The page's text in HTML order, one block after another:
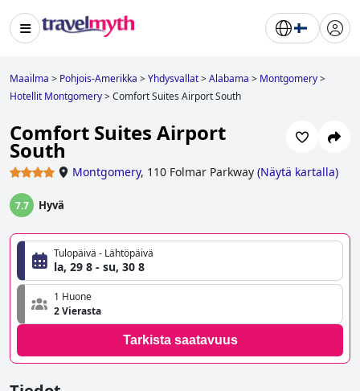
Maailma > Pohjois-Amerikka >Yhdysvallat>Alabama > Montgomery>
Hotellit Montgomery>Comfort Suites Airport South
Comfort Suites Airport
South
Montgomery, 110 Folmar Parkway (Näytä kartalla)
7.7 Hyvä
Tulopäivä - Lähtöpäivä
la, 29 8 - su, 30 8
1 Huone
2 Vierasta
Tarkista saatavuus